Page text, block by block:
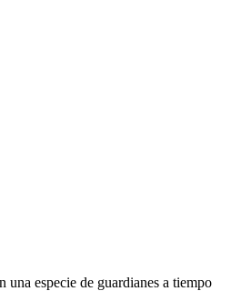
una especie de guardianes a tiempo